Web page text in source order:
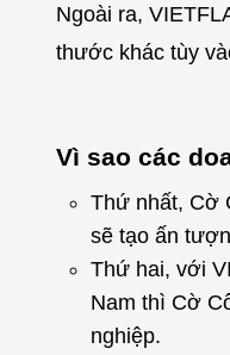
Ngoài ra,
thước khác tùy
Vì sao các
Thứ nhất, Cờ
sẽ tạo ấn
Thứ hai, với
Nam thì Cờ
nghiệp.